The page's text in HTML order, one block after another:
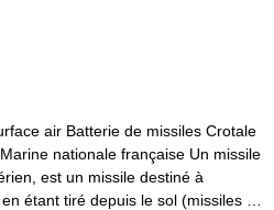
air Batterie de missiles Crotale
nationale française Un missile
est un missile destiné à
étant tiré depuis le sol (missiles …